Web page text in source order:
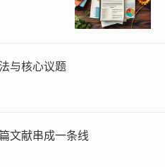
与核心议题
文献串成一条线